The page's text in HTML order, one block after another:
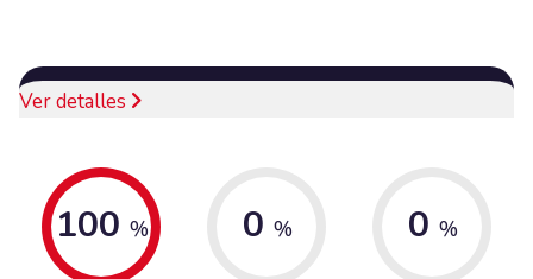
Ver detalles
100 % 0 % 0 %